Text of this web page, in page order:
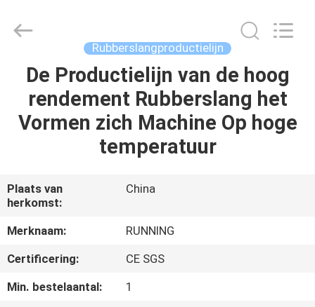
HUIS
PRODUCTEN
ONS
FABRIEKSREIS
KWALITEITSCONTROLE
Machine
CO.,LTD.
Reserved.
Rubberslangproductielijn
De Productielijn van de hoog
rendement Rubberslang het
Vormen zich Machine Op hoge
temperatuur
Plaats van
herkomst:
China
Merknaam:
RUNNING
Certificering:
CE SGS
Min. bestelaantal:
1